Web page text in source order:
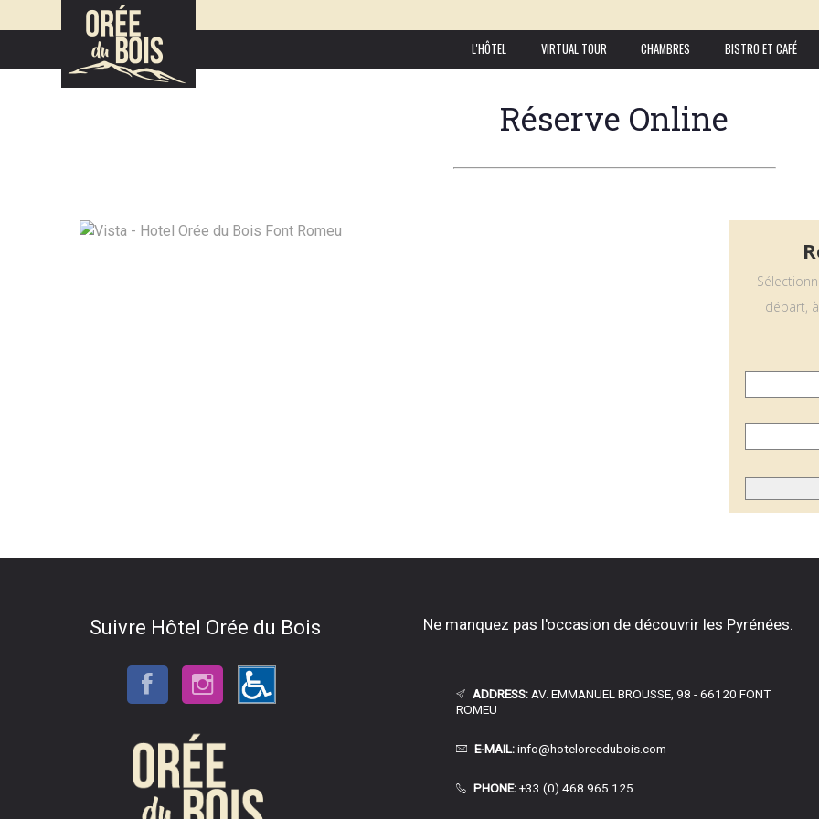
L'HÔTEL VIRTUAL TOUR CHAMBRES BISTRO ET CAFÉ
Réserve Online
départ,
Suivre Hôtel Orée du Bois Ne manquez pas l'occasion de découvrir les Pyrénées.
ADDRESS: AV. EMMANUEL BROUSSE, 98 - 66120 FONT
ROMEU
E-MAIL:info@hoteloreedubois.com
PHONE:+33 (0) 468 965 125